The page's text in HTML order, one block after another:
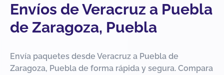
Envíos de Veracruz a Puebla
de Zaragoza, Puebla
Envía paquetes desde Veracruz a Puebla de
Zaragoza, Puebla de forma rápida y segura. Compara